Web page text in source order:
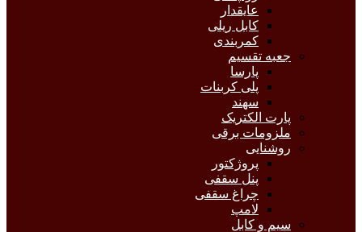
عایقدار
کابل ریلی
کمربندی
جعبه تقسیم
پارسا
پلی کربنات
سهند
پارت الکتریک
ملزومات برقی
روشنایی
پروژکتور
پنل سقفی
چراغ سقفی
لامپ
سیم و کابل